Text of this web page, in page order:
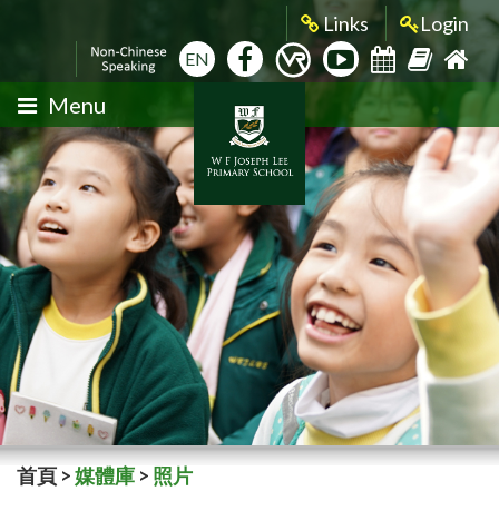
Links Login
EN
Menu
首頁 >媒體庫 > 照片